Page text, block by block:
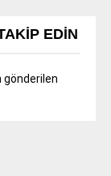
EDIN
gönderilen